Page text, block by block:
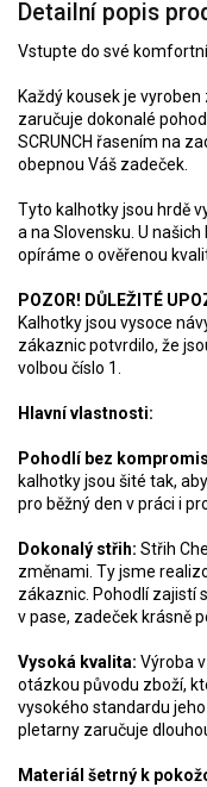
Detailní popis
Vstupte do své
Každý kousek je
zaručuje dokonalé
SCRUNCH řasením na
obepnou Váš zadeček.
Tyto kalhotky jsou hrdě
a na Slovensku. U
opíráme o ověřenou
POZOR! DŮLEŽITÉ
Kalhotky jsou vysoce
zákaznic potvrdilo, že
volbou číslo 1.
Hlavní vlastnosti:
Pohodlí bez
kalhotky jsou šité tak,
pro běžný den v práci i
Dokonalý střih: Střih
změnami. Ty jsme
zákaznic. Pohodlí zajistí
v pase, zadeček krásně
Vysoká kvalita: Výroba
otázkou původu zboží,
vysokého standardu
pletarny zaručuje
Materiál šetrný k